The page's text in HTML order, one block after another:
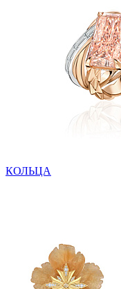
КОЛЬЦА